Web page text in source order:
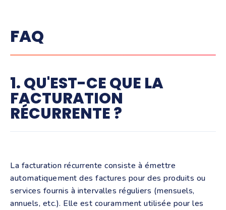
FAQ
1. QU'EST-CE QUE LA
FACTURATION
RÉCURRENTE ?
La facturation récurrente consiste à émettre
automatiquement des factures pour des produits ou
services fournis à intervalles réguliers (mensuels,
annuels, etc.). Elle est couramment utilisée pour les